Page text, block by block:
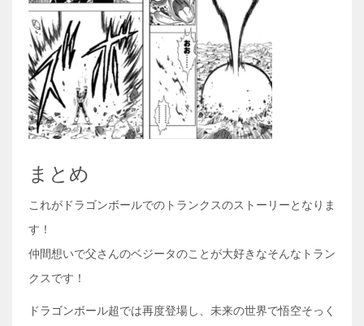
まとめ
これがドラゴンボールでのトランクスのストーリーとなりま
す！
仲間想いで父さんのベジータのことが大好きなそんなトラン
クスです！
ドラゴンボール超では再度登場し、未来の世界で悟空そっく